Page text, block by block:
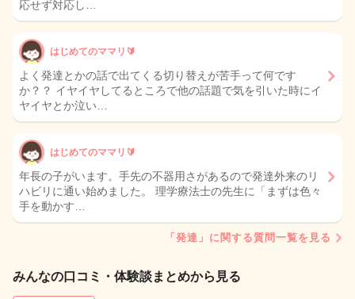
応せず対応し…
はじめてのママリ🔰
よく発達とかの話で出てくる切り替えが苦手って何です
か？？ イヤイヤしてるところで他の話題で気を引いた時にイ
ヤイヤとか泣い…
はじめてのママリ🔰
年長の子がいます。手先の不器用さがあるので発達外来のリ
ハビリに通い始めました。 理学療法士の先生に「まずは色々
手を動かす…
「発達」に関する質問一覧を見る
みんなの口コミ・体験談まとめから見る